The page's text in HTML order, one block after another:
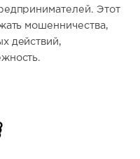
Этот
мошенничества,
действий,